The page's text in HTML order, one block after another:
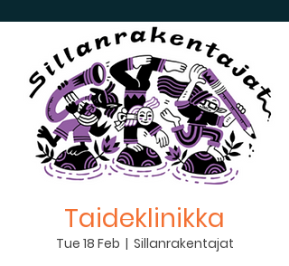
Taideklinikka
Tue 18 Feb
  |
Sillanrakentajat